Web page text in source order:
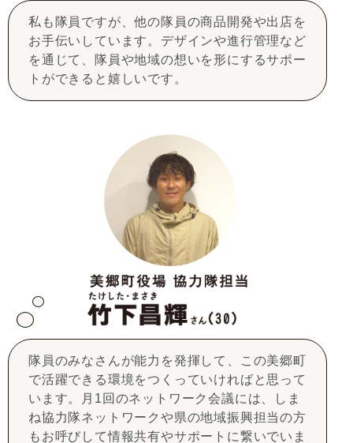
私も隊員ですが、他の隊員の商品開発や出店を
お手伝いしています。デザインや進行管理など
を通じて、隊員や地域の想いを形にするサポー
トができると嬉しいです。
隊員のみなさんが能力を発揮して、この美郷町
で活躍できる環境をつくっていければと思って
います。月1回のネットワーク会議には、しま
ね協力隊ネットワークや県の地域振興担当の方
もお呼びして情報共有やサポートに繋いでいま